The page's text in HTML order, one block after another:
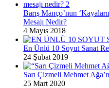
Barış Manço’nun
Mesajı Nedir?
4 Mayıs 2018
En Ünlü 10 Soyut Sanat
24 Şubat 2019
Sarı Çizmeli Mehmet
25 Mart 2020